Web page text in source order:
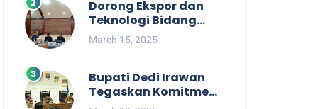
Dorong Ekspor dan
Teknologi Bidang
Perikanan, Bupati
Pesisir Barat Audiensi
March 15, 2025
Bupati Dedi Irawan
Tegaskan Komitmen
Kepemimpinan yang